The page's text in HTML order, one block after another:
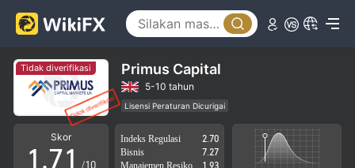
Tidak diverifikasi Primus Capital
5-10 tahun
Lisensi Peraturan Dicurigai
Lingkup Bisnis Mencurigakan
Potensi risiko tinggi
Skor
0
1.
3
4
5
6
7
0
1 /10
Indeks Regulasi
2.70
Bisnis
7.27
Manajemen Resiko
1.93